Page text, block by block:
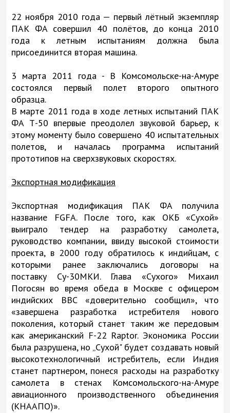
22 ноября 2010 года — первый лётный экземпляр
ПАК ФА совершил 40 полётов, до конца 2010
года к летным испытаниям должна была
присоединится вторая машина.
3 марта 2011 года - В Комсомольске-на-Амуре
состоялся первый полет второго опытного
образца.
В марте 2011 года в ходе летных испытаний ПАК
ФА Т-50 впервые преодолел звуковой барьер, к
этому моменту было совершено 40 испытательных
полетов, и началась программа испытаний
прототипов на сверхзвуковых скоростях.
Экспортная модификация
Экспортная модификация ПАК ФА получила
название FGFA. После того, как ОКБ «Сухой»
выиграло тендер на разработку самолета,
руководство компании, ввиду высокой стоимости
проекта, в 2000 году обратилось к индийцам, с
которыми ранее заключались договоры на
поставку Су-30МКИ. Глава «Сухого» Михаил
Погосян во время обеда в Москве с офицером
индийских ВВС «доверительно сообщил», что
«завершена разработка истребителя нового
поколения, который станет таким же передовым
как американский F-22 Raptor. Экономика России
была разрушена, но „Сухой" будет создавать новый
высокотехнологичный истребитель, если Индия
станет партнером, понеся расходы на разработку
самолета в стенах Комсомольского-на-Амуре
авиационного производственного объединения
(КНААПО)».